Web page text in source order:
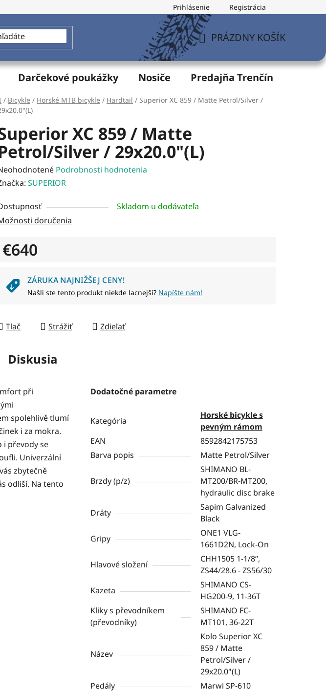
Formulár na odstúpenie od zmluvy
Prihlásenie Registrácia
KOŠÍK
PRÁZDNY KOŠÍK
Darčekové poukážky Nosiče Predajňa Trenčín
Domov
/ Bicykle / Horské MTB bicykle / Hardtail / Superior XC 859 / Matte Petrol/Silver /
XC 859 / Matte
Silver / 29x20.0"(L)
Podrobnosti hodnotenia
SUPERIOR
Skladom u dodávateľa
doručenia
€640
ZÁRUKA NAJNIŽŠEJ CENY!
Našli ste tento produkt niekde lacnejší? Napíšte nám!
Tlač Strážiť Zdieľať
Diskusia
při
spolehlivě tlumí
i za mokra.
i převody se
Univerzální
zbytečně
odliší. Na tento
Dodatočné parametre
Kategória
Horské bicykle s
pevným rámom
EAN
8592842175753
Barva popis
Matte Petrol/Silver
Brzdy (p/z)
SHIMANO BL-
MT200/BR-MT200,
hydraulic disc brake
Dráty
Sapim Galvanized
Black
Gripy
ONE1 VLG-
1661D2N, Lock-On
Hlavové složení
CHH1505 1-1/8“,
ZS44/28.6 - ZS56/30
Kazeta
SHIMANO CS-
HG200-9, 11-36T
Kliky s převodníkem
(převodníky)
SHIMANO FC-
MT101, 36-22T
Název
Kolo Superior XC
859 / Matte
Petrol/Silver /
29x20.0"(L)
Pedály
Marwi SP-610